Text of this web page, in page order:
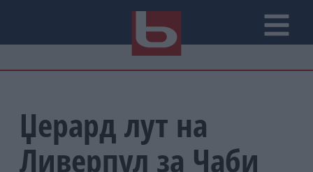
Џерард лут на
Ливерпул за Чаби